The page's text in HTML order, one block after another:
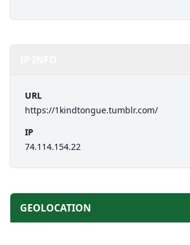
URL
https://1kindtongue.tumblr.com/
IP
74.114.154.22
GEOLOCATION